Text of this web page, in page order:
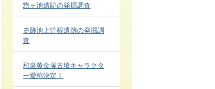
惣ヶ池遺跡の発掘調査
史跡池上曽根遺跡の発掘調
査
和泉黄金塚古墳キャラクタ
ー愛称決定！